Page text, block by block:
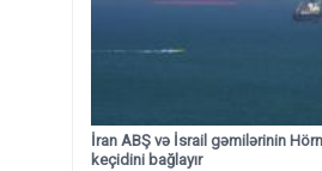
İran ABŞ və İsrail gəmilərinin
keçidini bağlayır